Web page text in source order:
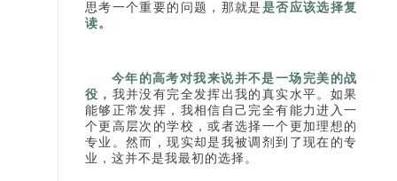
思考一个重要的问题，那就是 是否应该选择复
读。
今年的高考对我来说并不是一场完美的战
役 ， 我并没有完全发挥出我的真实水平。如果
能够正常发挥，我相信自己完全有能力进入一
个更高层次的学校，或者选择一个更加理想的
专业。然而，现实却是我被调剂到了现在的专
业，这并不是我最初的选择。